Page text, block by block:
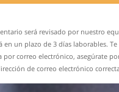
será revisado por nuestro
en un plazo de 3 días laborables.
por correo electrónico, asegúrate
de correo electrónico